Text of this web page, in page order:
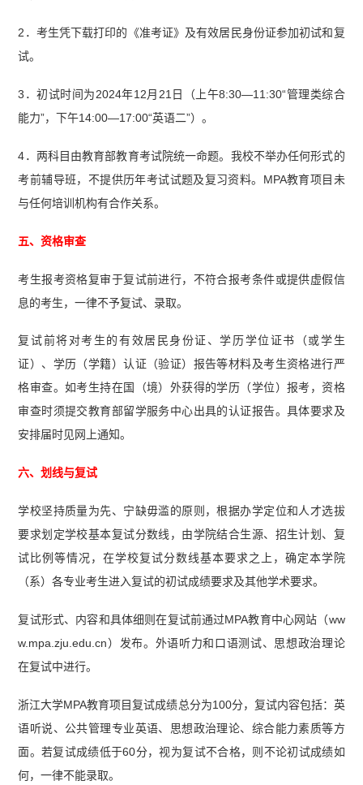
2．考生凭下载打印的《准考证》及有效居民身份证参加初试和复
试。
3．初试时间为2024年12月21日（上午8:30—11:30“管理类综合
能力”，下午14:00—17:00“英语二”）。
4．两科目由教育部教育考试院统一命题。我校不举办任何形式的
考前辅导班，不提供历年考试试题及复习资料。MPA教育项目未
与任何培训机构有合作关系。
五、资格审查
考生报考资格复审于复试前进行，不符合报考条件或提供虚假信
息的考生，一律不予复试、录取。
复试前将对考生的有效居民身份证、学历学位证书（或学生
证）、学历（学籍）认证（验证）报告等材料及考生资格进行严
格审查。如考生持在国（境）外获得的学历（学位）报考，资格
审查时须提交教育部留学服务中心出具的认证报告。具体要求及
安排届时见网上通知。
六、划线与复试
学校坚持质量为先、宁缺毋滥的原则，根据办学定位和人才选拔
要求划定学校基本复试分数线，由学院结合生源、招生计划、复
试比例等情况，在学校复试分数线基本要求之上，确定本学院
（系）各专业考生进入复试的初试成绩要求及其他学术要求。
复试形式、内容和具体细则在复试前通过MPA教育中心网站（ww
w.mpa.zju.edu.cn）发布。外语听力和口语测试、思想政治理论
在复试中进行。
浙江大学MPA教育项目复试成绩总分为100分，复试内容包括：英
语听说、公共管理专业英语、思想政治理论、综合能力素质等方
面。若复试成绩低于60分，视为复试不合格，则不论初试成绩如
何，一律不能录取。